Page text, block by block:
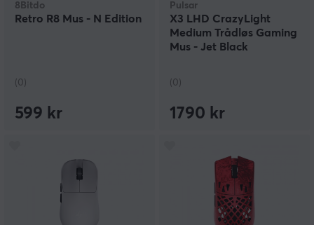
8Bitdo
Retro R8 Mus - N Edition
(0)
599 kr
Pulsar
X3 LHD CrazyLight
Medium Trådløs Gaming
Mus - Jet Black
(0)
1790 kr